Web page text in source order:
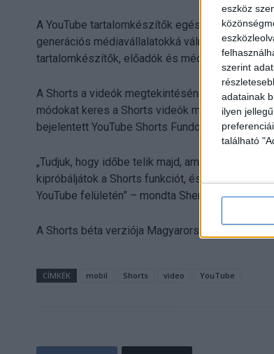
eszköz
szerint
adatainak
ilyen
található
A YouTube tartalomkészítők egész
generációs médiavállalatokká válni. Az utóbbi
tartalomkészítők, előadók és médiavállalatok
A Shorts a videók megtekintésének és
módokat keres a Shorts videók monetizálására
bejelentett YouTube Shorts Fundot, egy 100
„Tudjuk, hogy időbe telik majd, amíg minden
kipróbáljátok a Shorts funkciót, és segítsetek
YouTube felületén” – mondta Sherman.
A Shorts béta verziója Magyarországon július
CÍMKÉK mobil Shorts video YouTube